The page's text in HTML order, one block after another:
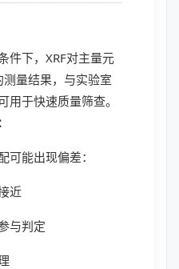
件下，XRF对主量元
量结果，与实验室
用于快速质量筛查。
可能出现偏差：
近
与判定